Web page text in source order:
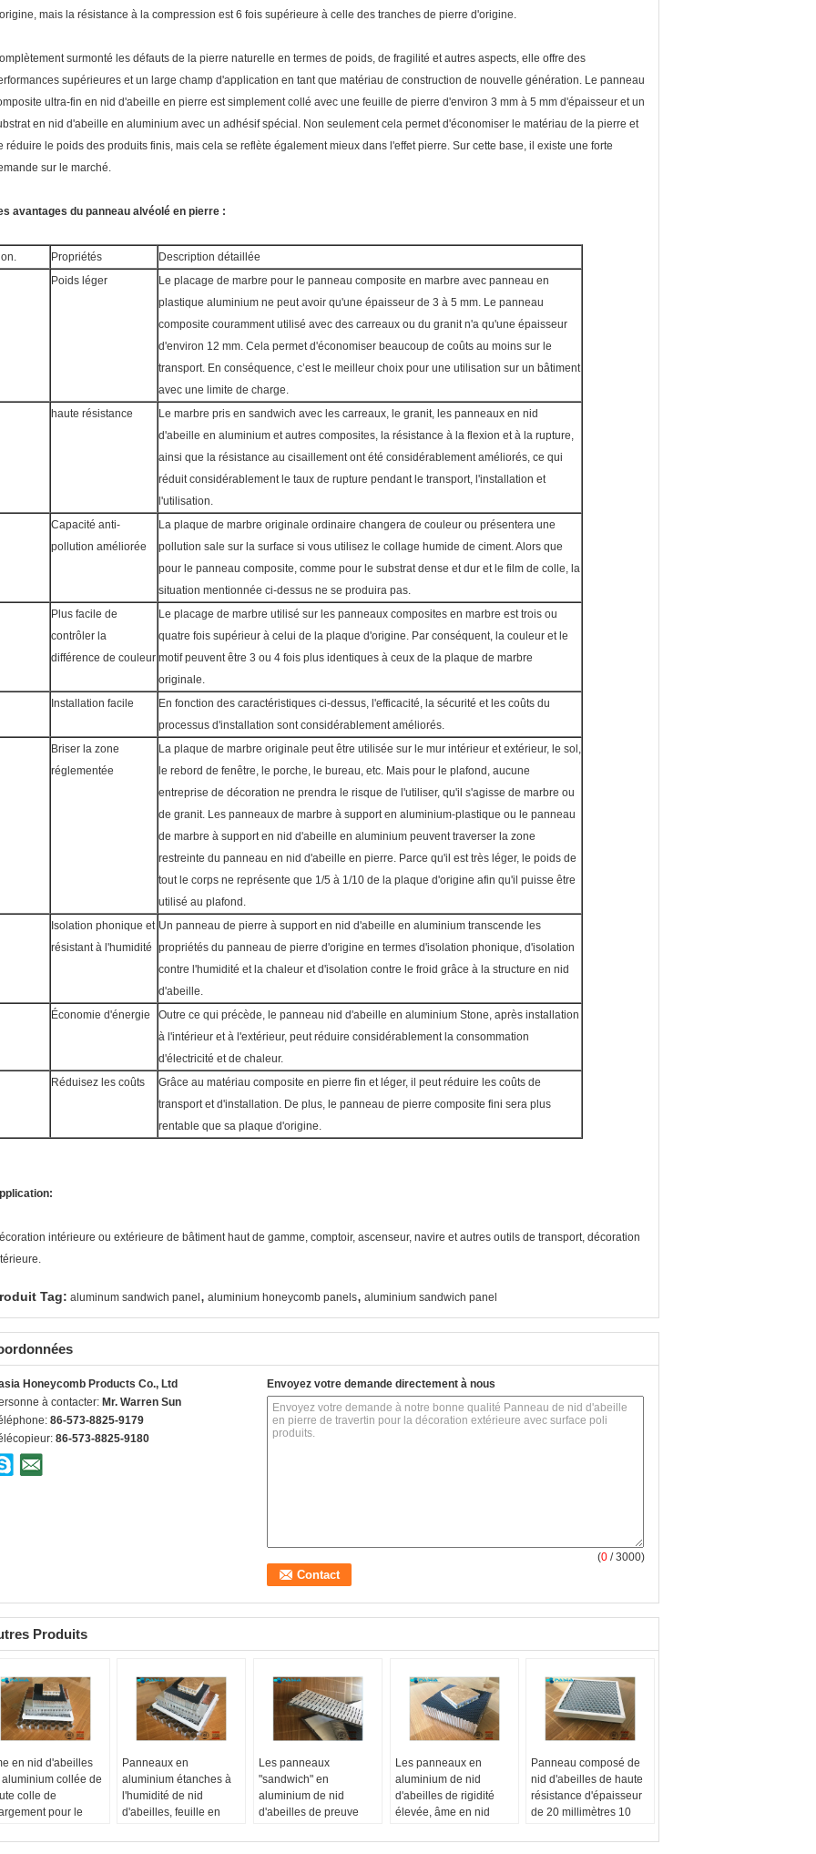
mais la résistance à la compression est 6 fois supérieure à celle des tranches de pierre d'origine.
surmonté les défauts de la pierre naturelle en termes de poids, de fragilité et autres aspects, elle offre des
supérieures et un large champ d'application en tant que matériau de construction de nouvelle génération. Le panneau
ultra-fin en nid d'abeille en pierre est simplement collé avec une feuille de pierre d'environ 3 mm à 5 mm d'épaisseur et un
en nid d'abeille en aluminium avec un adhésif spécial. Non seulement cela permet d'économiser le matériau de la pierre et
réduire le poids des produits finis, mais cela se reflète également mieux dans l'effet pierre. Sur cette base, il existe une forte
sur le marché.
avantages du panneau alvéolé en pierre :
Propriétés
Description détaillée
Poids léger
Le placage de marbre pour le panneau composite en marbre avec panneau en
plastique aluminium ne peut avoir qu'une épaisseur de 3 à 5 mm. Le panneau
composite couramment utilisé avec des carreaux ou du granit n'a qu'une épaisseur
d'environ 12 mm. Cela permet d'économiser beaucoup de coûts au moins sur le
transport. En conséquence, c’est le meilleur choix pour une utilisation sur un bâtiment
avec une limite de charge.
haute résistance
Le marbre pris en sandwich avec les carreaux, le granit, les panneaux en nid
d'abeille en aluminium et autres composites, la résistance à la flexion et à la rupture,
ainsi que la résistance au cisaillement ont été considérablement améliorés, ce qui
réduit considérablement le taux de rupture pendant le transport, l'installation et
l'utilisation.
Capacité anti-
pollution améliorée
La plaque de marbre originale ordinaire changera de couleur ou présentera une
pollution sale sur la surface si vous utilisez le collage humide de ciment. Alors que
pour le panneau composite, comme pour le substrat dense et dur et le film de colle, la
situation mentionnée ci-dessus ne se produira pas.
Plus facile de
contrôler la
différence de couleur
Le placage de marbre utilisé sur les panneaux composites en marbre est trois ou
quatre fois supérieur à celui de la plaque d'origine. Par conséquent, la couleur et le
motif peuvent être 3 ou 4 fois plus identiques à ceux de la plaque de marbre
originale.
Installation facile
En fonction des caractéristiques ci-dessus, l'efficacité, la sécurité et les coûts du
processus d'installation sont considérablement améliorés.
Briser la zone
réglementée
La plaque de marbre originale peut être utilisée sur le mur intérieur et extérieur, le sol,
le rebord de fenêtre, le porche, le bureau, etc. Mais pour le plafond, aucune
entreprise de décoration ne prendra le risque de l'utiliser, qu'il s'agisse de marbre ou
de granit. Les panneaux de marbre à support en aluminium-plastique ou le panneau
de marbre à support en nid d'abeille en aluminium peuvent traverser la zone
restreinte du panneau en nid d'abeille en pierre. Parce qu'il est très léger, le poids de
tout le corps ne représente que 1/5 à 1/10 de la plaque d'origine afin qu'il puisse être
utilisé au plafond.
Isolation phonique et
résistant à l'humidité
Un panneau de pierre à support en nid d'abeille en aluminium transcende les
propriétés du panneau de pierre d'origine en termes d'isolation phonique, d'isolation
contre l'humidité et la chaleur et d'isolation contre le froid grâce à la structure en nid
d'abeille.
Économie d'énergie
Outre ce qui précède, le panneau nid d'abeille en aluminium Stone, après installation
à l'intérieur et à l'extérieur, peut réduire considérablement la consommation
d'électricité et de chaleur.
Réduisez les coûts
Grâce au matériau composite en pierre fin et léger, il peut réduire les coûts de
transport et d'installation. De plus, le panneau de pierre composite fini sera plus
rentable que sa plaque d'origine.
intérieure ou extérieure de bâtiment haut de gamme, comptoir, ascenseur, navire et autres outils de transport, décoration
Tag: aluminum sandwich panel , aluminium honeycomb panels, aluminium sandwich panel
Honeycomb Products Co., Ltd
à contacter: Mr. Warren Sun
86-573-8825-9179
86-573-8825-9180
Envoyez votre demande directement à nous
(0 / 3000)
Produits
en nid d'abeilles
collée de
colle de
pour le
A5052
Panneaux en
aluminium étanches à
l'humidité de nid
d'abeilles, feuille en
d'abeilles
Les panneaux
"sandwich" en
aluminium de nid
d'abeilles de preuve
préparation de surface
Les panneaux en
aluminium de nid
d'abeilles de rigidité
élevée, âme en nid
millimètres d'épaisseur
Panneau composé de
nid d'abeilles de haute
résistance d'épaisseur
de 20 millimètres 10
garantie